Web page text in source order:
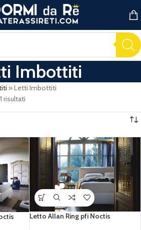
Imbottiti
»Letti Imbottiti
risultati
Letto Allan Ring pfi Noctis